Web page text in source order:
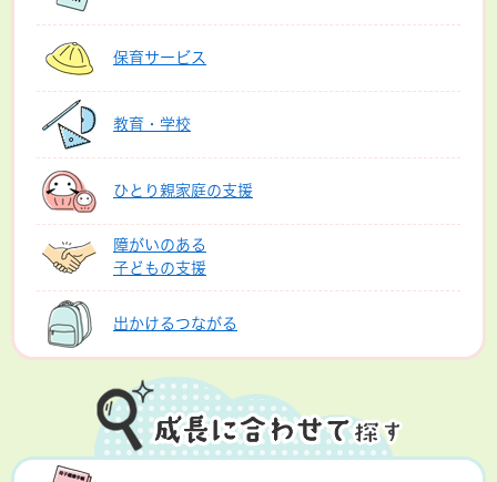
保育サービス
教育・学校
ひとり親家庭の支援
障がいのある
子どもの支援
出かけるつながる